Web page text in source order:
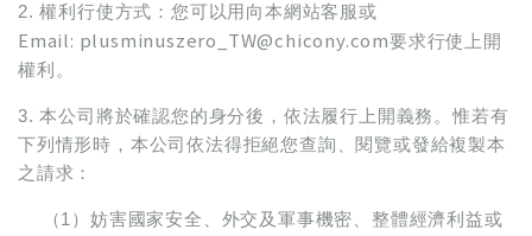
2. 權利行使方式：您可以用向本網站客服或
Email: plusminuszero_TW@chicony.com要求行使上開
權利。
3. 本公司將於確認您的身分後，依法履行上開義務。惟若有
下列情形時，本公司依法得拒絕您查詢、閱覽或發給複製本
之請求：
（1）妨害國家安全、外交及軍事機密、整體經濟利益或